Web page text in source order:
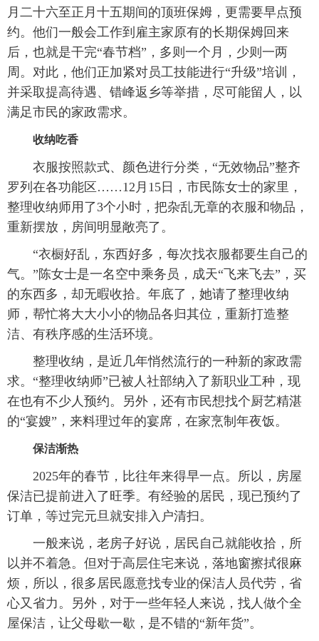
月二十六至正月十五期间的顶班保姆，更需要早点预
约。他们一般会工作到雇主家原有的长期保姆回来
后，也就是干完“春节档”，多则一个月，少则一两
周。对此，他们正加紧对员工技能进行“升级”培训，
并采取提高待遇、错峰返乡等举措，尽可能留人，以
满足市民的家政需求。
收纳吃香
衣服按照款式、颜色进行分类，“无效物品”整齐
罗列在各功能区……12月15日，市民陈女士的家里，
整理收纳师用了3个小时，把杂乱无章的衣服和物品，
重新摆放，房间明显敞亮了。
“衣橱好乱，东西好多，每次找衣服都要生自己的
气。”陈女士是一名空中乘务员，成天“飞来飞去”，买
的东西多，却无暇收拾。年底了，她请了整理收纳
师，帮忙将大大小小的物品各归其位，重新打造整
洁、有秩序感的生活环境。
整理收纳，是近几年悄然流行的一种新的家政需
求。“整理收纳师”已被人社部纳入了新职业工种，现
在也有不少人预约。另外，还有市民想找个厨艺精湛
的“宴嫂”，来料理过年的宴席，在家烹制年夜饭。
保洁渐热
2025年的春节，比往年来得早一点。所以，房屋
保洁已提前进入了旺季。有经验的居民，现已预约了
订单，等过完元旦就安排入户清扫。
一般来说，老房子好说，居民自己就能收拾，所
以并不着急。但对于高层住宅来说，落地窗擦拭很麻
烦，所以，很多居民愿意找专业的保洁人员代劳，省
心又省力。另外，对于一些年轻人来说，找人做个全
屋保洁，让父母歇一歇，是不错的“新年货”。